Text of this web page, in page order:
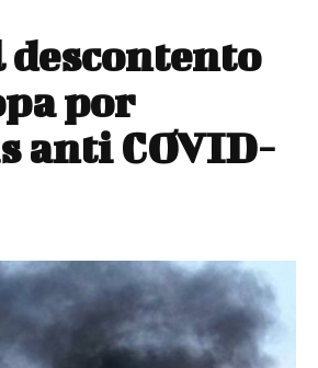
descontento
por
anti COVID-